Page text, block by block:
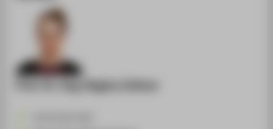
Prof. Dr.-Ing. Regina Zeitner